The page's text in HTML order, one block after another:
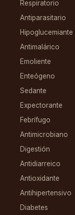
Respiratorio
Antiparasitario
Hipoglucemiante
Antimalárico
Emoliente
Enteógeno
Sedante
Expectorante
Febrífugo
Antimicrobiano
Digestión
Antidiarreico
Antioxidante
Antihipertensivo
Diabetes